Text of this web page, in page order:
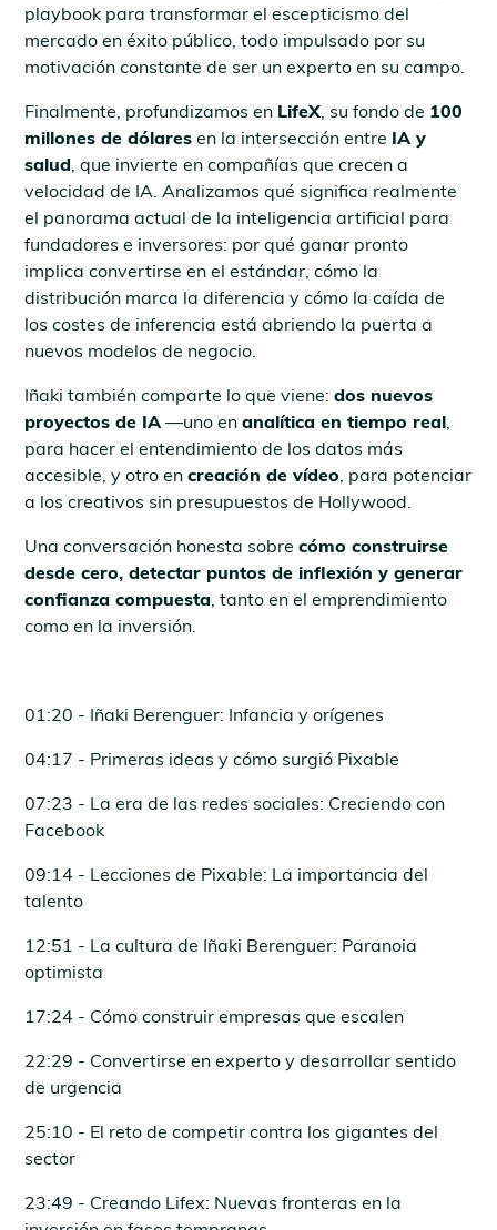
playbook para transformar el escepticismo del
mercado en éxito público, todo impulsado por su
motivación constante de ser un experto en su campo.
Finalmente, profundizamos en LifeX , su fondo de 100
millones de dólares en la intersección entre IA y
salud , que invierte en compañías que crecen a
velocidad de IA. Analizamos qué significa realmente
el panorama actual de la inteligencia artificial para
fundadores e inversores: por qué ganar pronto
implica convertirse en el estándar, cómo la
distribución marca la diferencia y cómo la caída de
los costes de inferencia está abriendo la puerta a
nuevos modelos de negocio.
Iñaki también comparte lo que viene:dos nuevos
proyectos de IA —uno enanalítica en tiempo real
para hacer el entendimiento de los datos más
accesible, y otro encreación de vídeo , para potenciar
a los creativos sin presupuestos de Hollywood.
Una conversación honesta sobrecómo construirse
desde cero, detectar puntos de inflexión y generar
confianza compuesta , tanto en el emprendimiento
como en la inversión.
01:20 - Iñaki Berenguer: Infancia y orígenes
04:17 - Primeras ideas y cómo surgió Pixable
07:23 - La era de las redes sociales: Creciendo con
Facebook
09:14 - Lecciones de Pixable: La importancia del
talento
12:51 - La cultura de Iñaki Berenguer: Paranoia
optimista
17:24 - Cómo construir empresas que escalen
22:29 - Convertirse en experto y desarrollar sentido
de urgencia
25:10 - El reto de competir contra los gigantes del
sector
23:49 - Creando Lifex: Nuevas fronteras en la